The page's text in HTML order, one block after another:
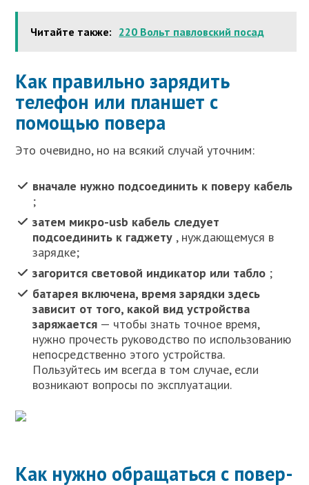
Читайте также: 220 Вольт павловский посад
Как правильно зарядить
телефон или планшет с
помощью повера
Это очевидно, но на всякий случай уточним:
вначале нужно подсоединить к поверу кабель
;
затем микро-usb кабель следует
подсоединить к гаджету , нуждающемуся в
зарядке;
загорится световой индикатор или табло ;
батарея включена, время зарядки здесь
зависит от того, какой вид устройства
заряжается — чтобы знать точное время,
нужно прочесть руководство по использованию
непосредственно этого устройства.
Пользуйтесь им всегда в том случае, если
возникают вопросы по эксплуатации.
Как нужно обращаться с повер-